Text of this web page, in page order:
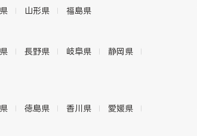
山形県 福島県
長野県 岐阜県
静岡県
徳島県 香川県
愛媛県